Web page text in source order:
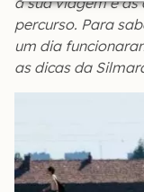
percurso. Para
um dia
as dicas da